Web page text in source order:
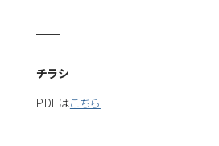
チラシ
PDFはこちら